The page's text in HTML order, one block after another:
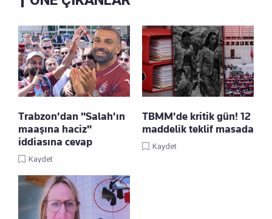
Trabzon'dan "Salah'ın
maaşına haciz"
iddiasına cevap
Kaydet
TBMM'de kritik gün! 12
maddelik teklif masada
Kaydet